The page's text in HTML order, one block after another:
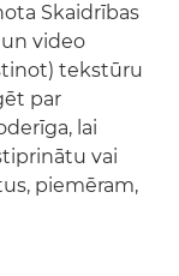
Skaidrības
video
tekstūru
par
lai
vai
piemēram,